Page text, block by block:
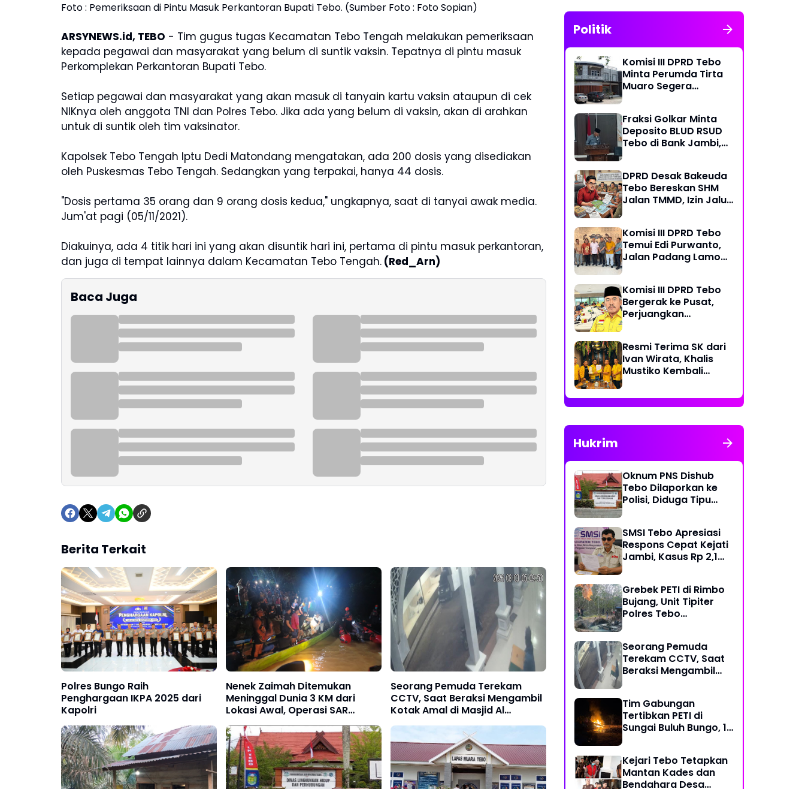
Foto : Pemeriksaan di Pintu Masuk Perkantoran Bupati Tebo. (Sumber Foto : Foto Sopian)
ARSYNEWS.id, TEBO - Tim gugus tugas Kecamatan Tebo Tengah melakukan pemeriksaan
kepada pegawai dan masyarakat yang belum di suntik vaksin. Tepatnya di pintu masuk
Perkomplekan Perkantoran Bupati Tebo.
Setiap pegawai dan masyarakat yang akan masuk di tanyain kartu vaksin ataupun di cek
NIKnya oleh anggota TNI dan Polres Tebo. Jika ada yang belum di vaksin, akan di arahkan
untuk di suntik oleh tim vaksinator.
Kapolsek Tebo Tengah Iptu Dedi Matondang mengatakan, ada 200 dosis yang disediakan
oleh Puskesmas Tebo Tengah. Sedangkan yang terpakai, hanya 44 dosis.
"Dosis pertama 35 orang dan 9 orang dosis kedua," ungkapnya, saat di tanyai awak media.
Jum'at pagi (05/11/2021).
Diakuinya, ada 4 titik hari ini yang akan disuntik hari ini, pertama di pintu masuk perkantoran,
dan juga di tempat lainnya dalam Kecamatan Tebo Tengah. (Red_Arn)
Baca Juga
Berita Terkait
Polres Bungo Raih
Penghargaan IKPA 2025 dari
Kapolri
Nenek Zaimah Ditemukan
Meninggal Dunia 3 KM dari
Lokasi Awal, Operasi SAR
Sungai Nalo Tantan Resmi
Ditutup
Seorang Pemuda Terekam
CCTV, Saat Beraksi Mengambil
Kotak Amal di Masjid Al
Hidayah
Politik
Komisi III DPRD Tebo
Minta Perumda Tirta
Muaro Segera
Jambi
Fraksi Golkar Minta
Deposito BLUD RSUD
Tebo di Bank Jambi,
Perintis
DPRD Desak Bakeuda
Tebo Bereskan SHM
Jalan TMMD, Izin Jalur
Komisi III DPRD Tebo
Temui Edi Purwanto,
Jalan Padang Lamo
Komisi III DPRD Tebo
Bergerak ke Pusat,
Perjuangkan
Resmi Terima SK dari
Ivan Wirata, Khalis
Mustiko Kembali
Liga Marisa Jadi
Sekretaris
Hukrim
Oknum PNS Dishub
Tebo Dilaporkan ke
Polisi, Diduga Tipu
Kerja
SMSI Tebo Apresiasi
Respons Cepat Kejati
Jambi, Kasus Rp 2,1
Grebek PETI di Rimbo
Bujang, Unit Tipiter
Polres Tebo
Cara Dibakar
Seorang Pemuda
Terekam CCTV, Saat
Beraksi Mengambil
Tim Gabungan
Tertibkan PETI di
Sungai Buluh Bungo, 15
Kejari Tebo Tetapkan
Mantan Kades dan
Bendahara Desa